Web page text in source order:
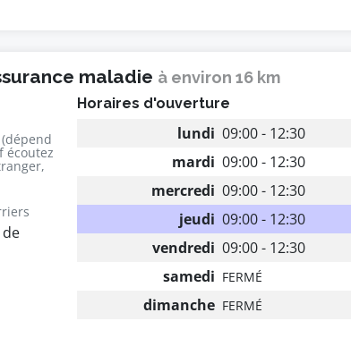
maladie à environ 16 km
écoutez
Horaires d'ouverture
lundi 09:00 - 12:30
mardi 09:00 - 12:30
mercredi 09:00 - 12:30
jeudi 09:00 - 12:30
vendredi 09:00 - 12:30
samedi FERMÉ
dimanche FERMÉ